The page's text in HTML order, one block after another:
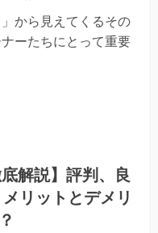
から見えてくるその
ーたちにとって重要
解説】評判、良
リットとデメリ